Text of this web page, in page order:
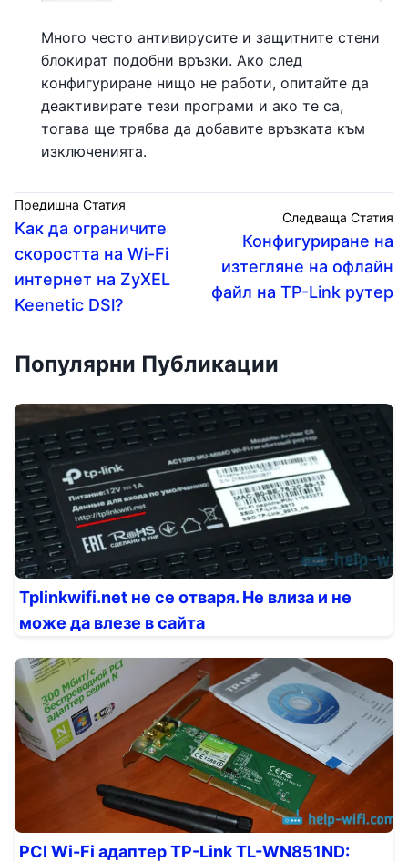
Много често антивирусите и защитните стени
блокират подобни връзки. Ако след
конфигуриране нищо не работи, опитайте да
деактивирате тези програми и ако те са,
тогава ще трябва да добавите връзката към
изключенията.
Предишна Статия
Как да ограничите
скоростта на Wi-Fi
интернет на ZyXEL
Keenetic DSl?
Следваща Статия
Конфигуриране на
изтегляне на офлайн
файл на TP-Link рутер
Популярни Публикации
Tplinkwifi.net не се отваря. Не влиза и не
може да влезе в сайта
PCI Wi-Fi адаптер TP-Link TL-WN851ND: